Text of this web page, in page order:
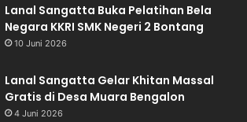
Lanal Sangatta Buka Pelatihan Bela
Negara KKRI SMK Negeri 2 Bontang
10 Juni 2026
Lanal Sangatta Gelar Khitan Massal
Gratis di Desa Muara Bengalon
4 Juni 2026